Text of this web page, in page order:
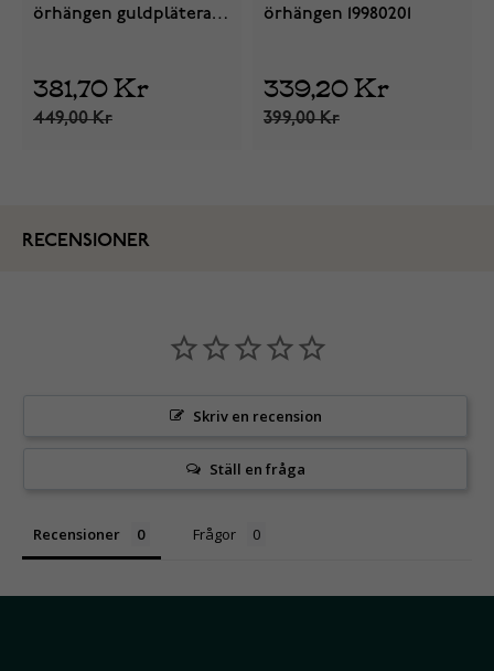
örhängen guldpläterat
381,70 Kr
449,00 Kr
örhängen 19980201
339,20 Kr
399,00 Kr
RECENSIONER
Skriv en recension
Ställ en fråga
Recensioner Frågor